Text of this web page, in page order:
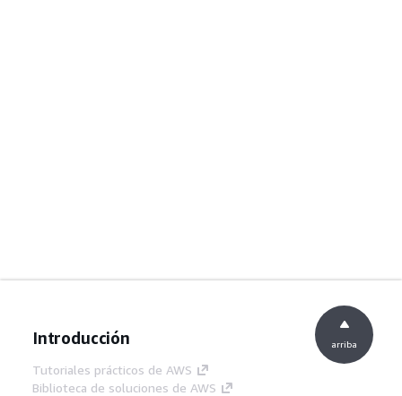
Introducción
Tutoriales prácticos de AWS
Biblioteca de soluciones de AWS
arriba